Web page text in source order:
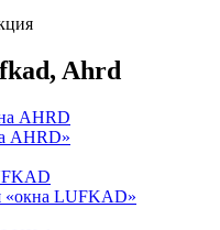
Ahrd
AHRD»
«окна LUFKAD»